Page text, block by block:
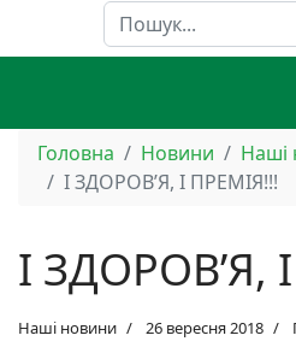
Пошук
Головна Новини
Наші
І ЗДОРОВ’Я, І ПРЕМІЯ!!!
І ЗДОРОВ’Я,
Наші новини 26 вересня 2018